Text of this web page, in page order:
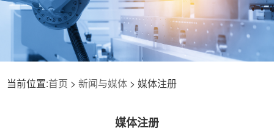
当前位置:首页 >新闻与媒体 > 媒体注册
媒体注册